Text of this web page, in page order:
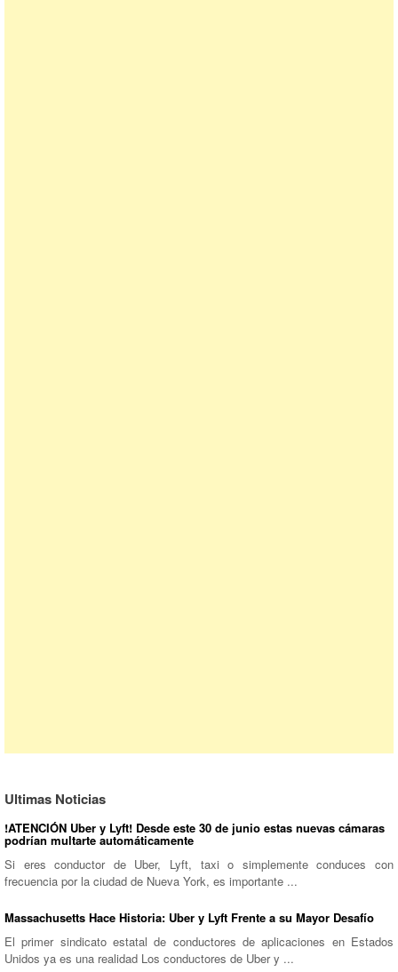
Ultimas Noticias
!ATENCIÓN Uber y Lyft! Desde este 30 de junio estas nuevas cámaras
podrían multarte automáticamente
Si eres conductor de Uber, Lyft, taxi o simplemente conduces con
frecuencia por la ciudad de Nueva York, es importante ...
Massachusetts Hace Historia: Uber y Lyft Frente a su Mayor Desafío
El primer sindicato estatal de conductores de aplicaciones en Estados
Unidos ya es una realidad Los conductores de Uber y ...